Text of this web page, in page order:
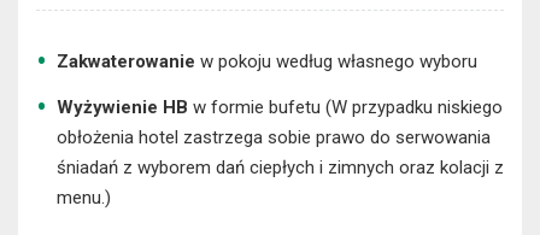
Zakwaterowanie w pokoju według własnego wyboru
Wyżywienie HB w formie bufetu (W przypadku niskiego
obłożenia hotel zastrzega sobie prawo do serwowania
śniadań z wyborem dań ciepłych i zimnych oraz kolacji z
menu.)